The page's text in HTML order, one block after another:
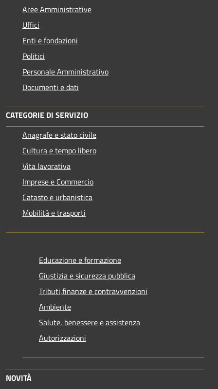
Aree Amministrative
Uffici
Enti e fondazioni
Politici
Personale Amministrativo
Documenti e dati
CATEGORIE DI SERVIZIO
Anagrafe e stato civile
Cultura e tempo libero
Vita lavorativa
Imprese e Commercio
Catasto e urbanistica
Mobilità e trasporti
Educazione e formazione
Giustizia e sicurezza pubblica
Tributi,finanze e contravvenzioni
Ambiente
Salute, benessere e assistenza
Autorizzazioni
NOVITÀ